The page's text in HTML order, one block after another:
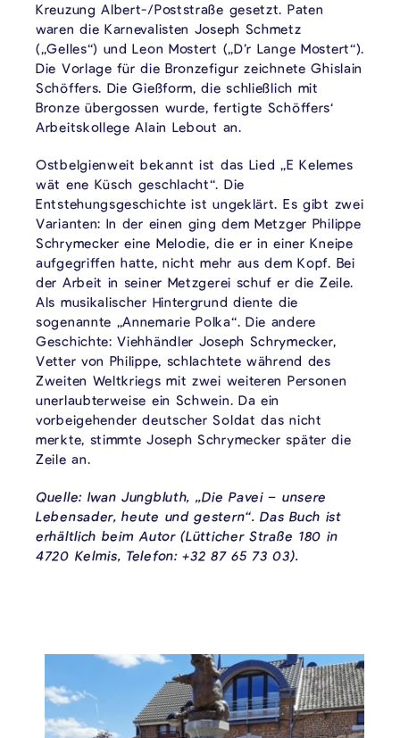
Kreuzung Albert-/Poststraße gesetzt. Paten
waren die Karnevalisten Joseph Schmetz
(„Gelles“) und Leon Mostert („D’r Lange Mostert“).
Die Vorlage für die Bronzefigur zeichnete Ghislain
Schöffers. Die Gießform, die schließlich mit
Bronze übergossen wurde, fertigte Schöffers‘
Arbeitskollege Alain Lebout an.
Ostbelgienweit bekannt ist das Lied „E Kelemes
wät ene Küsch geschlacht“. Die
Entstehungsgeschichte ist ungeklärt. Es gibt zwei
Varianten: In der einen ging dem Metzger Philippe
Schrymecker eine Melodie, die er in einer Kneipe
aufgegriffen hatte, nicht mehr aus dem Kopf. Bei
der Arbeit in seiner Metzgerei schuf er die Zeile.
Als musikalischer Hintergrund diente die
sogenannte „Annemarie Polka“. Die andere
Geschichte: Viehhändler Joseph Schrymecker,
Vetter von Philippe, schlachtete während des
Zweiten Weltkriegs mit zwei weiteren Personen
unerlaubterweise ein Schwein. Da ein
vorbeigehender deutscher Soldat das nicht
merkte, stimmte Joseph Schrymecker später die
Zeile an.
Quelle: Iwan Jungbluth, „Die Pavei – unsere
Lebensader, heute und gestern“. Das Buch ist
erhältlich beim Autor (Lütticher Straße 180 in
4720 Kelmis, Telefon: +32 87 65 73 03).